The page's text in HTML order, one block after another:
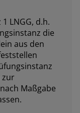
LNGG, d.h.
die
aus den
zur
Maßgabe